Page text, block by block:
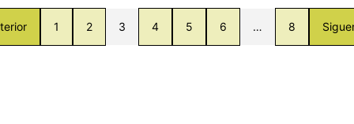
1 2 3 4 5 6 … 8